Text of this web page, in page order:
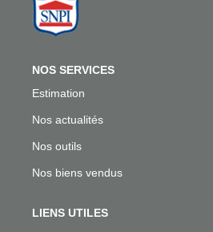
NOS SERVICES
Estimation
Nos actualités
Nos outils
Nos biens vendus
LIENS UTILES